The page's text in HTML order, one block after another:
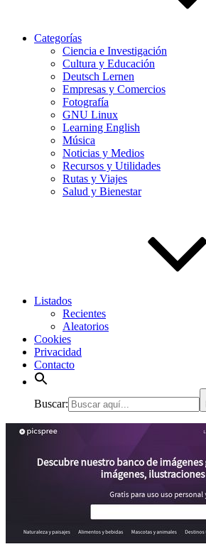
Categorías
Ciencia e Investigación
Cultura y Educación
Deutsch Lernen
Empresas y Comercios
Fotografía
GNU Linux
Learning English
Música
Noticias y Medios
Recursos y Utilidades
Rutas y Viajes
Salud y Bienestar
Listados
Recientes
Aleatorios
Cookies
Privacidad
Contacto
Buscar: